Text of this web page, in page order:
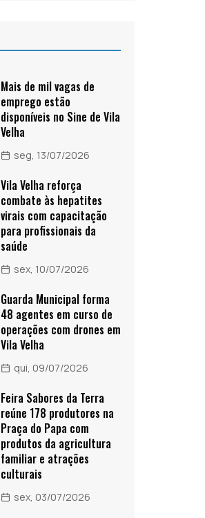
Mais de mil vagas de
emprego estão
disponíveis no Sine de Vila
Velha
seg, 13/07/2026
Vila Velha reforça
combate às hepatites
virais com capacitação
para profissionais da
saúde
sex, 10/07/2026
Guarda Municipal forma
48 agentes em curso de
operações com drones em
Vila Velha
qui, 09/07/2026
Feira Sabores da Terra
reúne 178 produtores na
Praça do Papa com
produtos da agricultura
familiar e atrações
culturais
sex, 03/07/2026